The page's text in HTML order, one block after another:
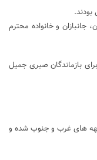
بودند.
و خانواده محترم
بازماندگان صبری جمیل
های غرب و جنوب شده و